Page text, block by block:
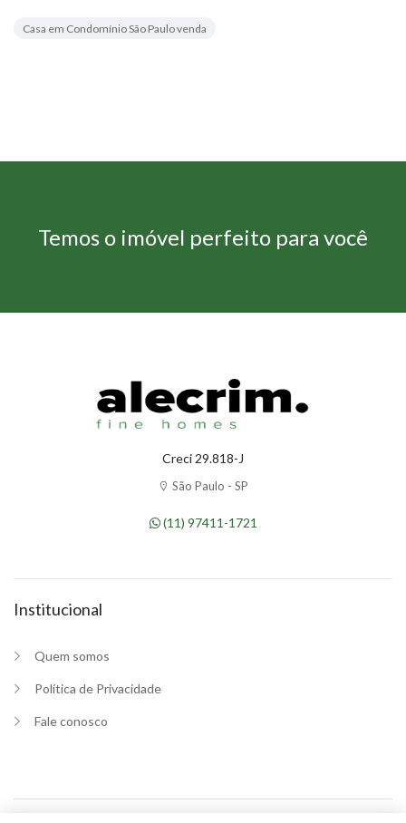
Casa em Condomínio São Paulo venda
Temos o imóvel perfeito para você
Creci 29.818-J
São Paulo - SP
(11) 97411-1721
Institucional
Quem somos
Política de Privacidade
Fale conosco